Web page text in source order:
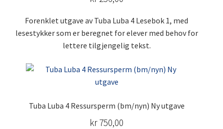
Forenklet utgave av Tuba Luba 4 Lesebok 1, med
lesestykker som er beregnet for elever med behov for
lettere tilgjengelig tekst.
Dette
produktet
flere
varianter.
Tuba Luba 4 Ressursperm (bm/nyn) Ny utgave
kr750,00